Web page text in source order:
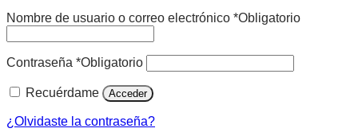
Nombre de usuario o correo electrónico *Obligatorio
Contraseña *Obligatorio
Recuérdame Acceder
¿Olvidaste la contraseña?